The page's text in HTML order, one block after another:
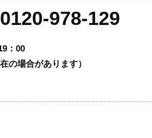
0120-978-129
：00
の場合があります）